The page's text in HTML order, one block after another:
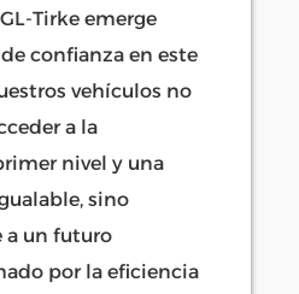
Tirke emerge
confianza en este
vehículos no
a la
nivel y una
sino
a un futuro
por la eficiencia